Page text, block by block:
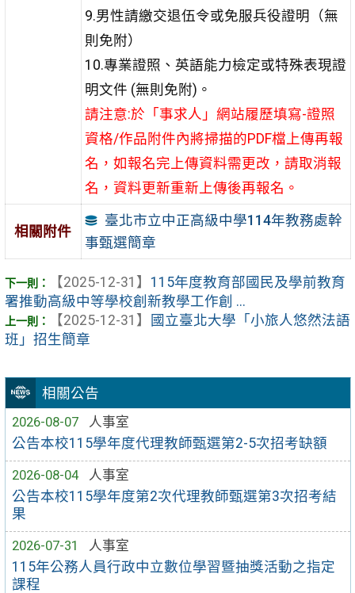
相關公告
2026-08-07
人事室
公告本校115學年度代理教師甄選第2-5次招考缺額
2026-08-04
人事室
公告本校115學年度第2次代理教師甄選第3次招考結
果
2026-07-31
人事室
115年公務人員行政中立數位學習暨抽獎活動之指定
課程
9.男性請繳交退伍令或免服兵役證明（無
則免附）
10.專業證照、英語能力檢定或特殊表現證
明文件 (無則免附)。
請注意:於「事求人」網站履歷填寫-證照
資格/作品附件內將掃描的PDF檔上傳再報
名，如報名完上傳資料需更改，請取消報
名，資料更新重新上傳後再報名。
相關附件
臺北市立中正高級中學114年教務處幹
事甄選簡章
【2025-12-31】 115年度教育部國民及學前教育
署推動高級中等學校創新教學工作創 ...
【2025-12-31】
國立臺北大學「小旅人悠然法語
班」招生簡章